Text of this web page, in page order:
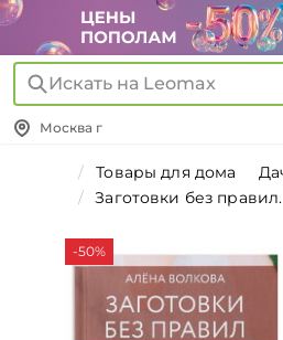
Искать на Leomax
Москва г
Товары для дома
Заготовки без правил.
-50%